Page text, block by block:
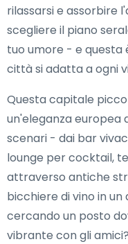
rilassarsi e assorbire
scegliere il piano
tuo umore - e questa
città si adatta a ogni
Questa capitale
un'eleganza europea
scenari - dai bar
lounge per cocktail,
attraverso antiche
bicchiere di vino in
cercando un posto
vibrante con gli